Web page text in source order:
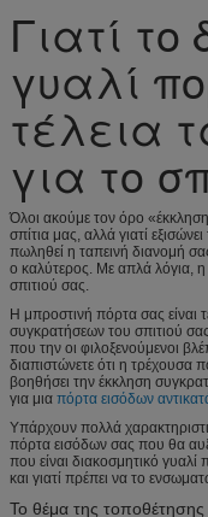
Γιατί το
γυαλί
τέλεια
για το
Όλοι ακούμε τον όρο
σπίτια μας, αλλά γιατί
πωληθεί η ταπεινή διανομή
ο καλύτερος. Με απλά λόγια, η
σπιτιού σας.
Η μπροστινή πόρτα σας είναι
συγκρατήσεων του σπιτιού
που την οι φιλοξενούμενοι
διαπιστώνετε ότι η τρέχουσα
βοηθήσει την έκκληση
για μια πόρτα εισόδων
Υπάρχουν πολλά
πόρτα εισόδων σας που θα
που είναι διακοσμητικό
και γιατί πρέπει να το
Το θέμα της τοποθέτησης